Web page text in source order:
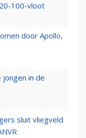
100-vloot
door Apollo,
jongen in de
sluit vliegveld